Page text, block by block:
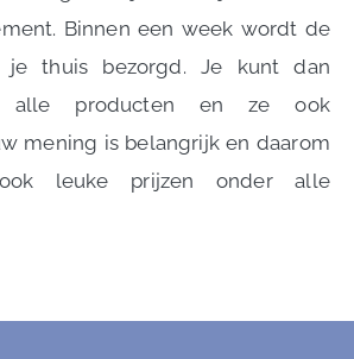
Binnen een week wordt de
je thuis bezorgd. Je kunt dan
alle producten en ze ook
mening is belangrijk en daarom
leuke prijzen onder alle